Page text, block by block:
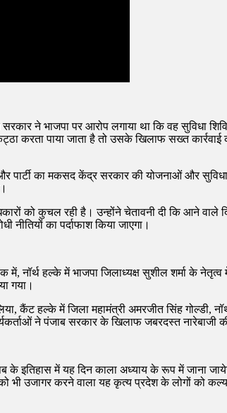
ने भाजपा पर आरोप लगाया था कि वह सुविधा
करता पाया जाता है तो उसके खिलाफ सख्त
पार्टी का मकसद केंद्र सरकार की योजनाओं और
को कुचल रही है। उन्होंने चेतावनी दी कि आने वाले
का पर्दाफाश किया जाएगा।
में, नॉर्थ हल्के में भाजपा जिलाध्यक्ष सुशील शर्मा के
गया।
कैंट हल्के में जिला महामंत्री अमरजीत सिंह गोल्डी,
ने पंजाब सरकार के खिलाफ जबरदस्त नारेबाजी
के इतिहास में यह दिन काला अध्याय के रूप में जाना
भी उजागर करने वाला यह कृत्य प्रदेश के लोगों को